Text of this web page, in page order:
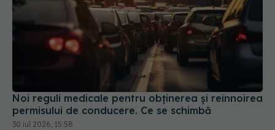
Noi reguli medicale pentru obținerea și reînnoirea
permisului de conducere. Ce se schimbă
30 iul 2026, 15:58